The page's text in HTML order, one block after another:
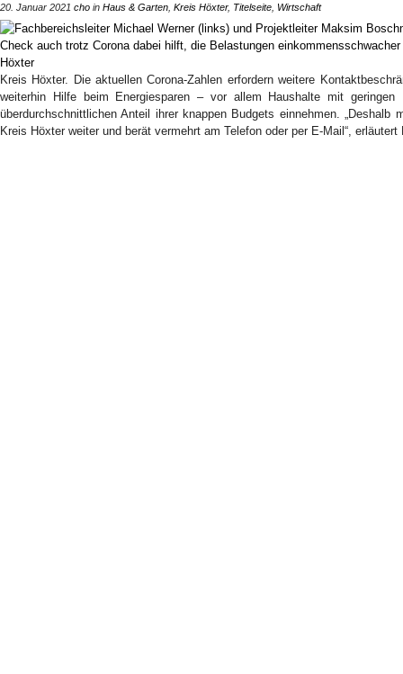
20. Januar 2021 cho in Haus & Garten Kreis Höxter, Titelseite Wirtschaft
Kreis Höxter. Die aktuellen Corona-Zahlen erfordern weitere
weiterhin Hilfe beim Energiesparen – vor allem Haushalte mit geringen
überdurchschnittlichen Anteil ihrer knappen Budgets einnehmen. „Deshalb
Kreis Höxter weiter und berät vermehrt am Telefon oder per E-Mail“,